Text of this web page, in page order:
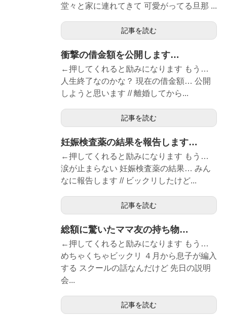
堂々と家に連れてきて 可愛がってる旦那 ...
記事を読む
衝撃の借金額を公開します…
←押してくれると励みになります もう…
人生終了なのかな？ 現在の借金額… 公開
しようと思います // 離婚してから...
記事を読む
妊娠検査薬の結果を報告します…
←押してくれると励みになります もう…
涙が止まらない 妊娠検査薬の結果… みん
なに報告します // ビックリしたけど...
記事を読む
総額に驚いたママ友の持ち物…
←押してくれると励みになります もう…
めちゃくちゃビックリ ４月から息子が編入
する スクールの話なんだけど 先日の説明
会...
記事を読む